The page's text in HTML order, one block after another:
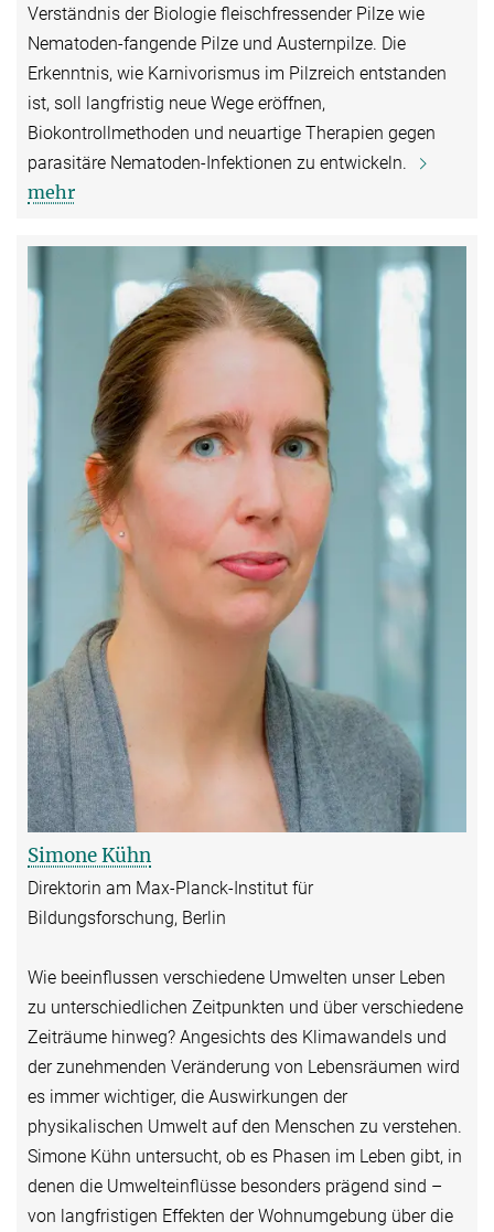
Verständnis der Biologie fleischfressender Pilze wie
Nematoden-fangende Pilze und Austernpilze. Die
Erkenntnis, wie Karnivorismus im Pilzreich entstanden
ist, soll langfristig neue Wege eröffnen,
Biokontrollmethoden und neuartige Therapien gegen
parasitäre Nematoden-Infektionen zu entwickeln.
mehr
Simone Kühn
Direktorin am Max-Planck-Institut für
Bildungsforschung, Berlin
Wie beeinflussen verschiedene Umwelten unser Leben
zu unterschiedlichen Zeitpunkten und über verschiedene
Zeiträume hinweg? Angesichts des Klimawandels und
der zunehmenden Veränderung von Lebensräumen wird
es immer wichtiger, die Auswirkungen der
physikalischen Umwelt auf den Menschen zu verstehen.
Simone Kühn untersucht, ob es Phasen im Leben gibt, in
denen die Umwelteinflüsse besonders prägend sind –
von langfristigen Effekten der Wohnumgebung über die